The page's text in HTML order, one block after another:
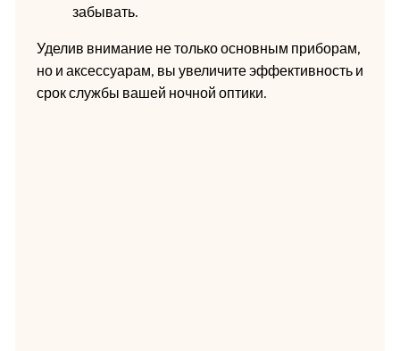
забывать.
Уделив внимание не только основным приборам,
но и аксессуарам, вы увеличите эффективность и
срок службы вашей ночной оптики.